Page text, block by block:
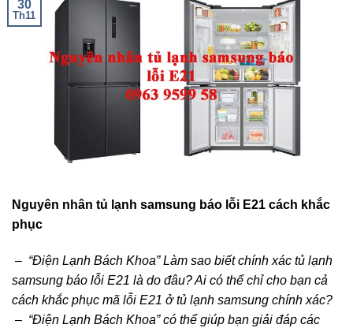
30
Th11
Nguyên nhân tủ lạnh samsung báo lỗi E21 cách khắc
phục
– “Điện Lạnh Bách Khoa” Làm sao biết chính xác tủ lạnh
samsung báo lỗi E21 là do đâu? Ai có thể chỉ cho bạn cả
cách khắc phục mã lỗi E21 ở tủ lạnh samsung chính xác?
– “Điện Lạnh Bách Khoa” có thể giúp bạn giải đáp các